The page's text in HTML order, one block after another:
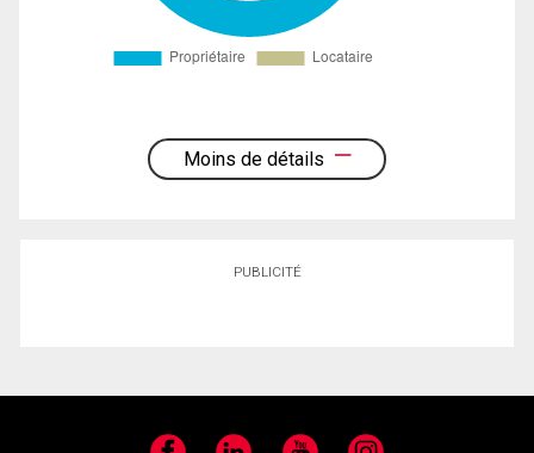
Moins de détails
PUBLICITÉ